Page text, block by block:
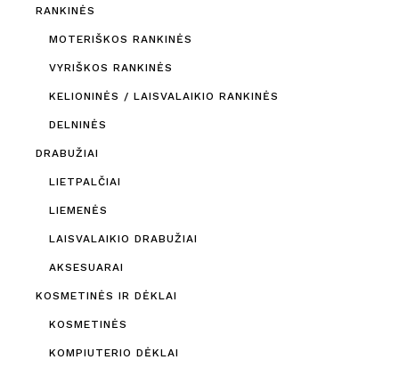
RANKINĖS
MOTERIŠKOS RANKINĖS
VYRIŠKOS RANKINĖS
KELIONINĖS / LAISVALAIKIO RANKINĖS
DELNINĖS
DRABUŽIAI
LIETPALČIAI
LIEMENĖS
LAISVALAIKIO DRABUŽIAI
AKSESUARAI
KOSMETINĖS IR DĖKLAI
KOSMETINĖS
KOMPIUTERIO DĖKLAI